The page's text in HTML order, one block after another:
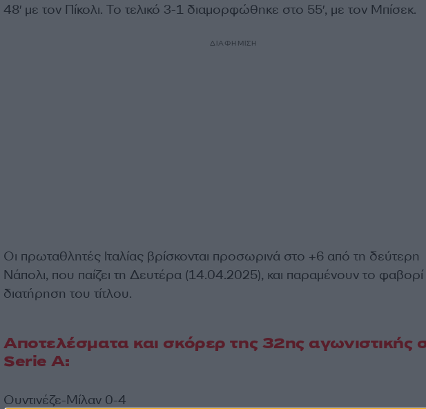
48′ με τον Πίκολι. Το τελικό 3-1 διαμορφώθηκε στο 55′, με τον Μπίσεκ.
ΔΙΑΦΗΜΙΣΗ
Οι πρωταθλητές Ιταλίας βρίσκονται προσωρινά στο +6 από τη δεύτερη
Νάπολι, που παίζει τη Δευτέρα (14.04.2025), και παραμένουν το φαβορί
διατήρηση του τίτλου.
Αποτελέσματα και σκόρερ της 32ης αγωνιστικής
Serie A:
Ουντινέζε-Μίλαν 0-4